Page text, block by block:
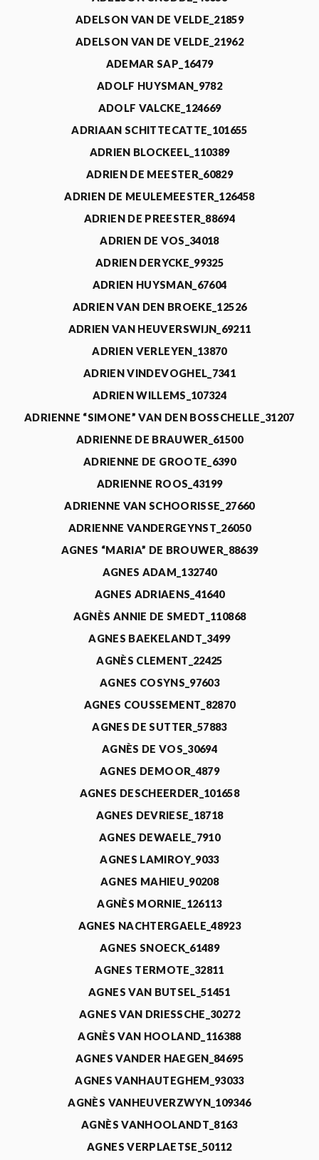
ADELSON VAN DE VELDE_21859
ADELSON VAN DE VELDE_21962
ADEMAR SAP_16479
ADOLF HUYSMAN_9782
ADOLF VALCKE_124669
ADRIAAN SCHITTECATTE_101655
ADRIEN BLOCKEEL_110389
ADRIEN DE MEESTER_60829
ADRIEN DE MEULEMEESTER_126458
ADRIEN DE PREESTER_88694
ADRIEN DE VOS_34018
ADRIEN DERYCKE_99325
ADRIEN HUYSMAN_67604
ADRIEN VAN DEN BROEKE_12526
ADRIEN VAN HEUVERSWIJN_69211
ADRIEN VERLEYEN_13870
ADRIEN VINDEVOGHEL_7341
ADRIEN WILLEMS_107324
ADRIENNE “SIMONE” VAN DEN BOSSCHELLE_31207
ADRIENNE DE BRAUWER_61500
ADRIENNE DE GROOTE_6390
ADRIENNE ROOS_43199
ADRIENNE VAN SCHOORISSE_27660
ADRIENNE VANDERGEYNST_26050
AGNES “MARIA” DE BROUWER_88639
AGNES ADAM_132740
AGNES ADRIAENS_41640
AGNÈS ANNIE DE SMEDT_110868
AGNES BAEKELANDT_3499
AGNÈS CLEMENT_22425
AGNES COSYNS_97603
AGNES COUSSEMENT_82870
AGNES DE SUTTER_57883
AGNÈS DE VOS_30694
AGNES DEMOOR_4879
AGNES DESCHEERDER_101658
AGNES DEVRIESE_18718
AGNES DEWAELE_7910
AGNES LAMIROY_9033
AGNES MAHIEU_90208
AGNÈS MORNIE_126113
AGNES NACHTERGAELE_48923
AGNES SNOECK_61489
AGNES TERMOTE_32811
AGNES VAN BUTSEL_51451
AGNES VAN DRIESSCHE_30272
AGNÈS VAN HOOLAND_116388
AGNES VANDER HAEGEN_84695
AGNES VANHAUTEGHEM_93033
AGNÈS VANHEUVERZWYN_109346
AGNÈS VANHOOLANDT_8163
AGNES VERPLAETSE_50112